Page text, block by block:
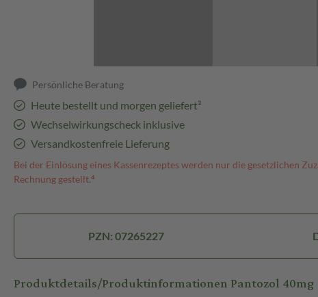
Persönliche Beratung
Heute bestellt und morgen geliefert³
Wechselwirkungscheck inklusive
Versandkostenfreie Lieferung
Bei der Einlösung eines Kassenrezeptes werden nur die gesetzlichen
Rechnung gestellt.⁴
PZN: 07265227
Produktdetails/Produktinformationen Pantozol 40mg